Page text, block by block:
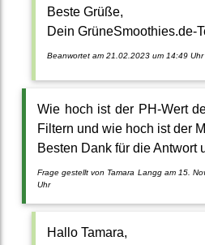
Beste Grüße,
Dein GrüneSmoothies.de-
Beanwortet am 21.02.2023 um 14:49 Uhr
Wie hoch ist der PH-Wert
Filtern und wie hoch ist der
Besten Dank für die Antwort
Frage gestellt von Tamara Langg am 15.
Uhr
Hallo Tamara,